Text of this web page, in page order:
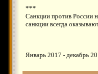
***
Санкции против России
санкции всегда
Январь 2017 - декабрь